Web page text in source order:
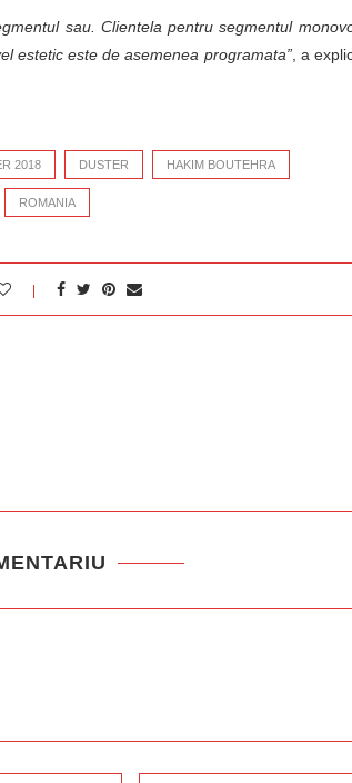
sau. Clientela pentru segmentul
estetic este de asemenea programata”, a
2018 DUSTER HAKIM BOUTEHRA
ROMANIA